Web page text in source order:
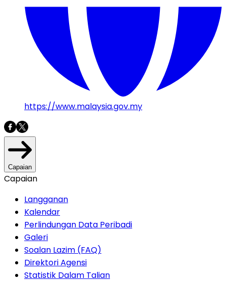
https://www.malaysia.gov.my
Capaian
Capaian
Langganan
Kalendar
Perlindungan Data Peribadi
Galeri
Soalan Lazim (FAQ)
Direktori Agensi
Statistik Dalam Talian